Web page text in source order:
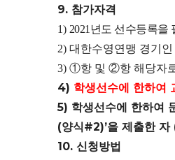
9. 참가자격
1) 2021 년도 선수등록을
2) 대한수영연맹 경기인
3) ①항 및 ②항 해당자
4) 학생선수에 한하여
5) 학생선수에 한하여
(양식#2)’을 제출한 자
10. 신청방법